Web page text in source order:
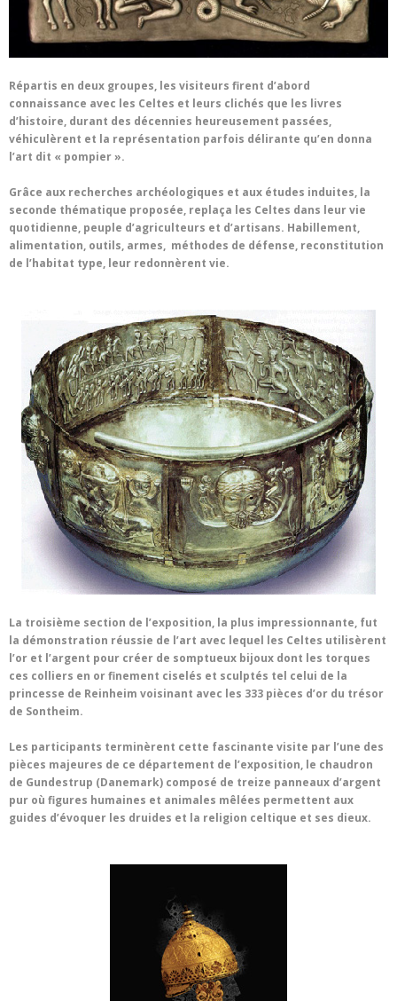
Répartis en deux groupes, les visiteurs firent d’abord
connaissance avec les Celtes et leurs clichés que les livres
d’histoire, durant des décennies heureusement passées,
véhiculèrent et la représentation parfois délirante qu’en donna
l’art dit « pompier ».
Grâce aux recherches archéologiques et aux études induites, la
seconde thématique proposée, replaça les Celtes dans leur vie
quotidienne, peuple d’agriculteurs et d’artisans. Habillement,
alimentation, outils, armes, méthodes de défense, reconstitution
de l’habitat type, leur redonnèrent vie.
La troisième section de l’exposition, la plus impressionnante, fut
la démonstration réussie de l’art avec lequel les Celtes utilisèrent
l’or et l’argent pour créer de somptueux bijoux dont les torques
ces colliers en or finement ciselés et sculptés tel celui de la
princesse de Reinheim voisinant avec les 333 pièces d’or du trésor
de Sontheim.
Les participants terminèrent cette fascinante visite par l’une des
pièces majeures de ce département de l’exposition, le chaudron
de Gundestrup (Danemark) composé de treize panneaux d’argent
pur où figures humaines et animales mêlées permettent aux
guides d’évoquer les druides et la religion celtique et ses dieux.